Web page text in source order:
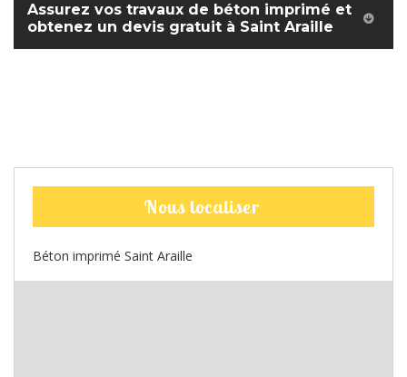
Assurez vos travaux de béton imprimé et
obtenez un devis gratuit à Saint Araille
Nous localiser
Béton imprimé Saint Araille